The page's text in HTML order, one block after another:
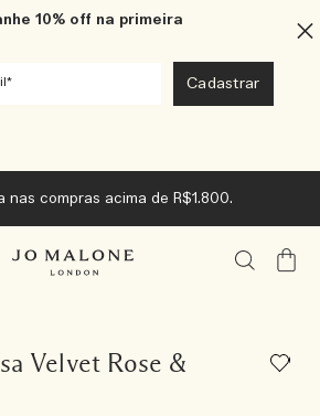
10% off na primeira
Meu
Velvet Rose &